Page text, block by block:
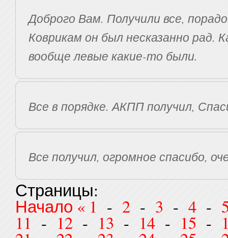
Доброго Вам. Получили все,
Коврикам он был несказанно рад.
вообще левые какие-то были.
Все в порядке. АКПП получил,
Все получил, огромное спасибо,
Страницы:
Начало « 1 - 2 - 3 - 4 -
11 - 12 - 13 - 14 - 15 -